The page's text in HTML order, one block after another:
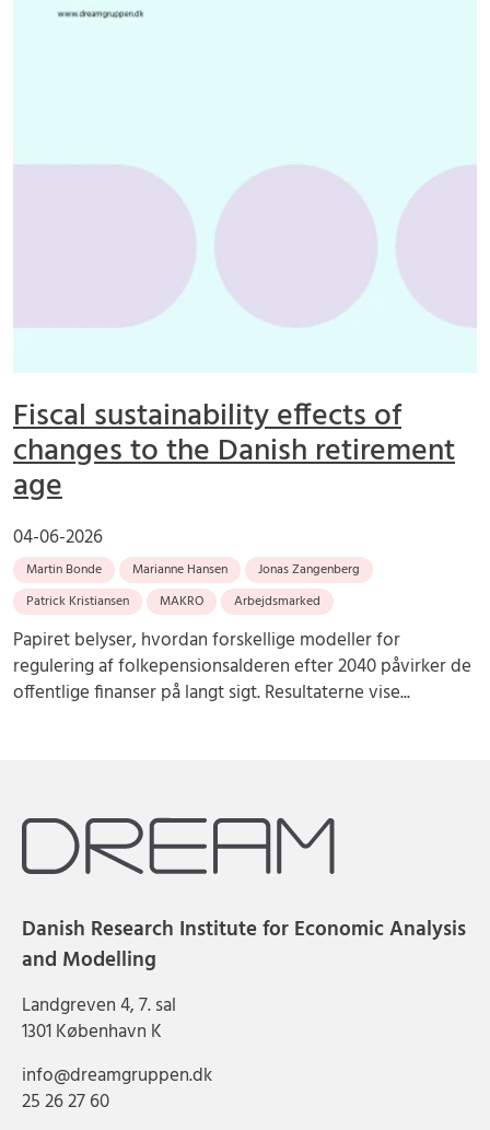
Fiscal sustainability effects of
changes to the Danish retirement
age
04-06-2026
Martin Bonde Marianne Hansen
Jonas Zangenberg
Patrick Kristiansen
MAKRO Arbejdsmarked
Papiret belyser, hvordan forskellige modeller for
regulering af folkepensionsalderen efter 2040 påvirker de
offentlige finanser på langt sigt. Resultaterne vise...
Danish Research Institute for Economic Analysis
and Modelling
Landgreven 4, 7. sal
1301 København K
info@dreamgruppen.dk
25 26 27 60